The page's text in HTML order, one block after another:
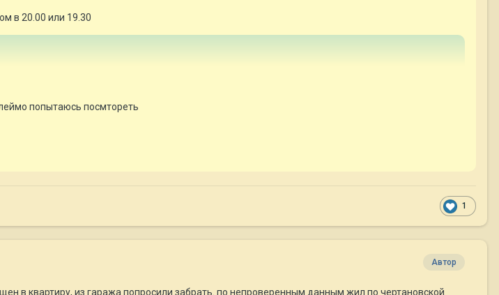
в 20.00 или 19.30
попытаюсь посмтореть
1
Автор
в квартиру, из гаража попросили забрать. по непроверенным данным жил по чертановской